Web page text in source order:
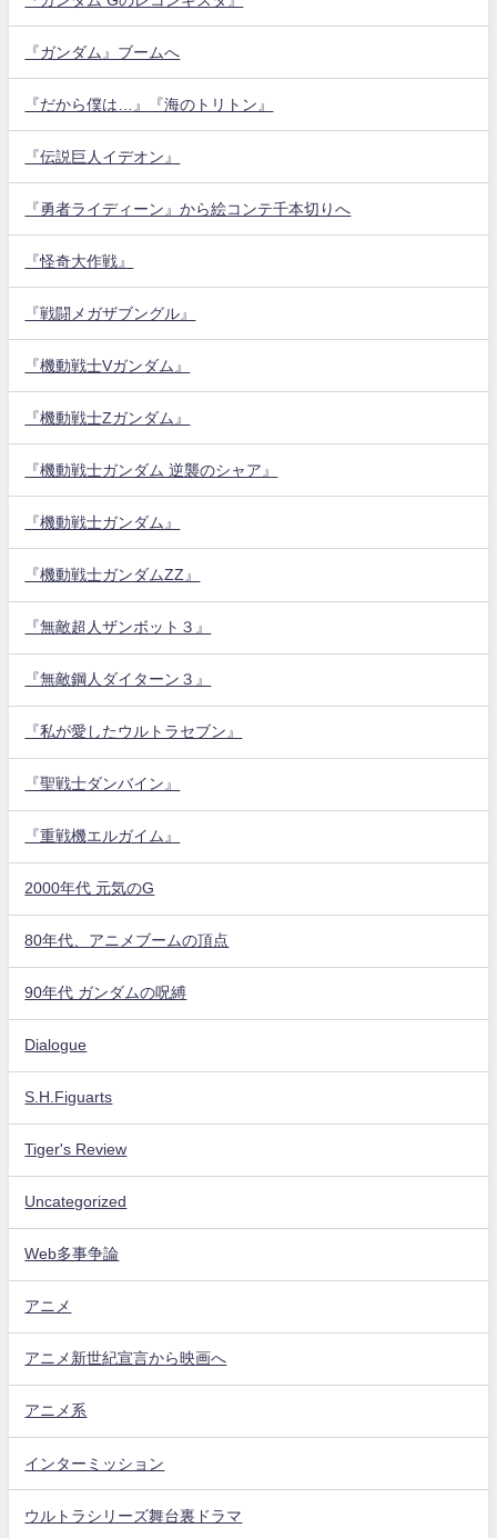
『ガンダム』ブームへ
『だから僕は…』『海のトリトン』
『伝説巨人イデオン』
『勇者ライディーン』から絵コンテ千本切りへ
『怪奇大作戦』
『戦闘メガザブングル』
『機動戦士Vガンダム』
『機動戦士Zガンダム』
『機動戦士ガンダム 逆襲のシャア』
『機動戦士ガンダム』
『機動戦士ガンダムZZ』
『無敵超人ザンボット３』
『無敵鋼人ダイターン３』
『私が愛したウルトラセブン』
『聖戦士ダンバイン』
『重戦機エルガイム』
2000年代 元気のG
80年代、アニメブームの頂点
90年代 ガンダムの呪縛
Dialogue
S.H.Figuarts
Tiger's Review
Uncategorized
Web多事争論
アニメ
アニメ新世紀宣言から映画へ
アニメ系
インターミッション
ウルトラシリーズ舞台裏ドラマ